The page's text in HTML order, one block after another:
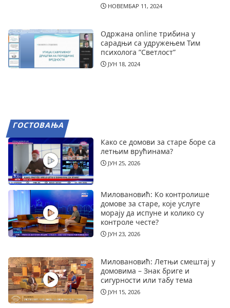
НОВЕМБАР 11, 2024
Одржана online трибина у
сарадњи са удружењем Тим
психолога ”Светлост”
ЈУН 18, 2024
ГОСТОВАЊА
Како се домови за старе боре са
летњим врућинама?
ЈУН 25, 2026
Миловановић: Ко контролише
домове за старе, које услуге
морају да испуне и колико су
контроле честе?
ЈУН 23, 2026
Миловановић: Летњи смештај у
домовима – Знак бриге и
сигурности или табу тема
ЈУН 15, 2026